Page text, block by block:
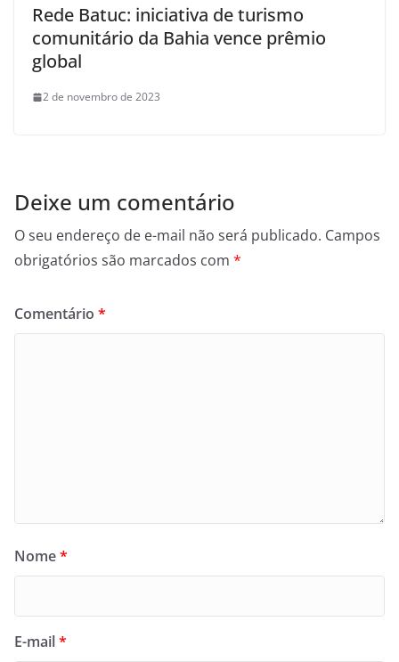
Rede Batuc: iniciativa de turismo
comunitário da Bahia vence prêmio
global
2 de novembro de 2023
Deixe um comentário
O seu endereço de e-mail não será publicado. Campos
obrigatórios são marcados com *
Comentário *
Nome*
E-mail*